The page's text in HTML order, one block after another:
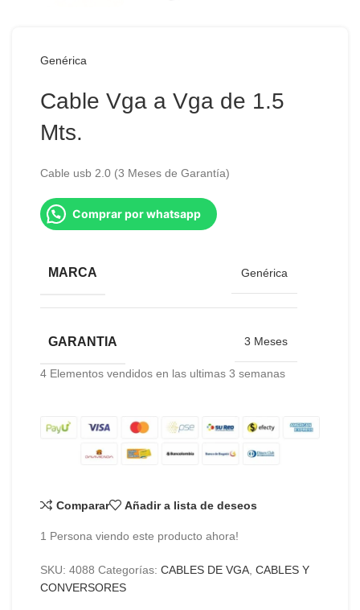
Genérica
Cable Vga a Vga de 1.5
Mts.
Cable usb 2.0 (3 Meses de Garantía)
Comprar por whatsapp
MARCA Genérica
GARANTIA 3 Meses
4 Elementos vendidos en las ultimas 3 semanas
Comparar Añadir a lista de deseos
1 Persona viendo este producto ahora!
SKU: 4088 Categorías: CABLES DE VGA CABLES Y
CONVERSORES